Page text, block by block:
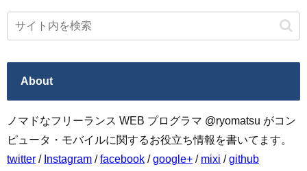
About
ノマドなフリーランス WEB プログラマ @ryomatsu がコン
ピュータ・モバイルに関するお役立ち情報を書いてます。
twitter / Instagram /facebook /google+ / mixi /github